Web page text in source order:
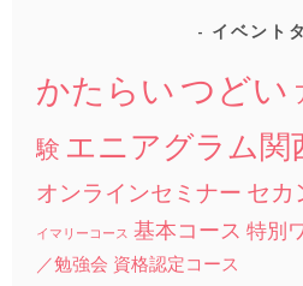
イベント
かたらい つどい
験 エニアグラム関
オンラインセミナー セカ
イマリーコース 基本コース 特別
／勉強会 資格認定コース